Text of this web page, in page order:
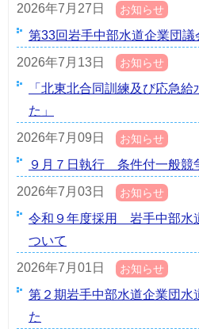
2026年7月27日
お知らせ
第33回岩手中部水道企業団
2026年7月13日
お知らせ
「北東北合同訓練及び応急
た」
2026年7月09日
お知らせ
９月７日執行 条件付一般競
2026年7月03日
お知らせ
令和９年度採用 岩手中部水
ついて
2026年7月01日
お知らせ
第２期岩手中部水道企業団水
た